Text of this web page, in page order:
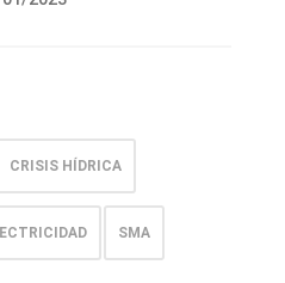
CRISIS HÍDRICA
SMA